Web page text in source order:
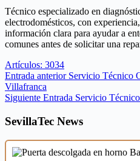
Técnico especializado en
electrodomésticos, con
información clara para ayudar a
comunes antes de solicitar una
Artículos: 3034
Entrada anterior Servicio Técnico
Villafranca
Siguiente Entrada Servicio
SevillaTec News